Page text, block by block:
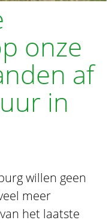
onze
af
in
willen geen
meer
het laatste